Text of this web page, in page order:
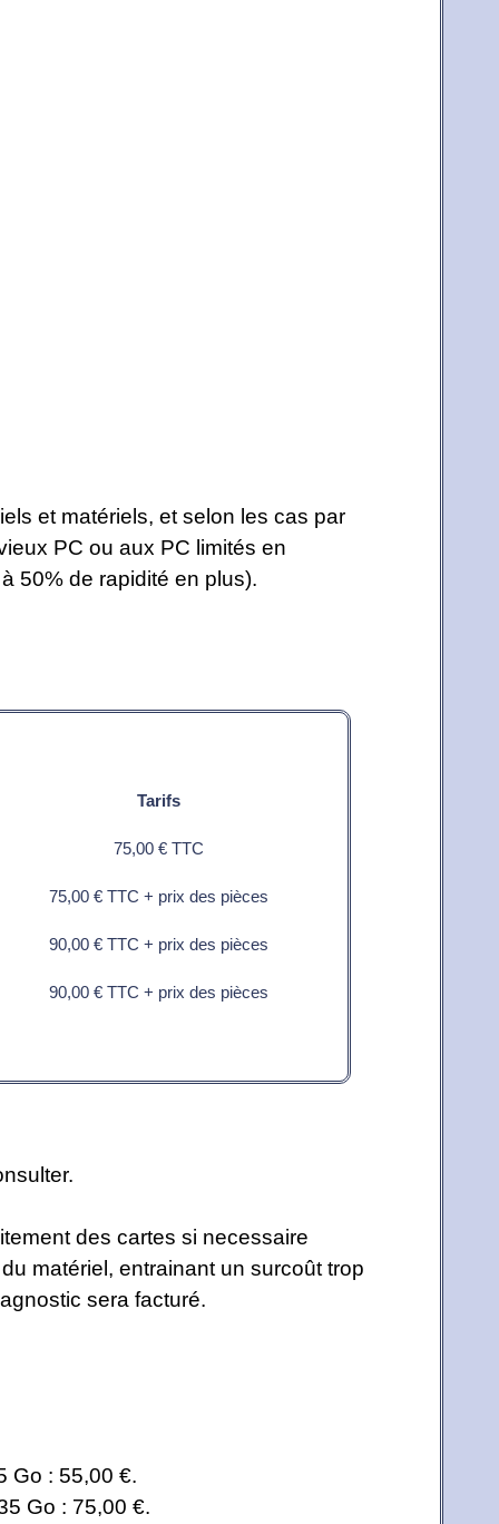
et matériels, et selon les cas par
PC ou aux PC limités en
50% de rapidité en plus).
Tarifs
75,00 € TTC
75,00 € TTC + prix des pièces
90,00 € TTC + prix des pièces
90,00 € TTC + prix des pièces
des cartes si necessaire
matériel, entrainant un surcoût trop
sera facturé.
Go : 55,00 €.
Go : 75,00 €.